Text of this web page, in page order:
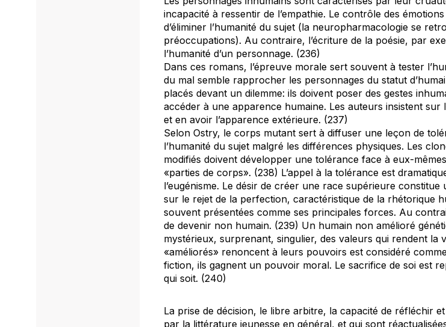
incapacité à ressentir de l’empathie. Le contrôle des
d’éliminer l’humanité du sujet (la neuropharmacologie se
préoccupations). Au contraire, l’écriture de la poésie, par
l’humanité d’un personnage. (236)
Dans ces romans, l’épreuve morale sert souvent à tester
du mal semble rapprocher les personnages du statut
placés devant un dilemme: ils doivent poser des gestes
accéder à une apparence humaine. Les auteurs insistent
et en avoir l’apparence extérieure. (237)
Selon Ostry, le corps mutant sert à diffuser une leçon de
l’humanité du sujet malgré les différences physiques. Les
modifiés doivent développer une tolérance face à eux-
«parties de corps». (238) L’appel à la tolérance est
l’eugénisme. Le désir de créer une race supérieure
sur le rejet de la perfection, caractéristique de la rhétorique
souvent présentées comme ses principales forces. Au
de devenir non humain. (239) Un humain non amélioré
mystérieux, surprenant, singulier, des valeurs qui rendent la
«améliorés» renoncent à leurs pouvoirs est considéré
fiction, ils gagnent un pouvoir moral. Le sacrifice de soi est
qui soit. (240)
La prise de décision, le libre arbitre, la capacité de réfléchir
par la littérature jeunesse en général, et qui sont